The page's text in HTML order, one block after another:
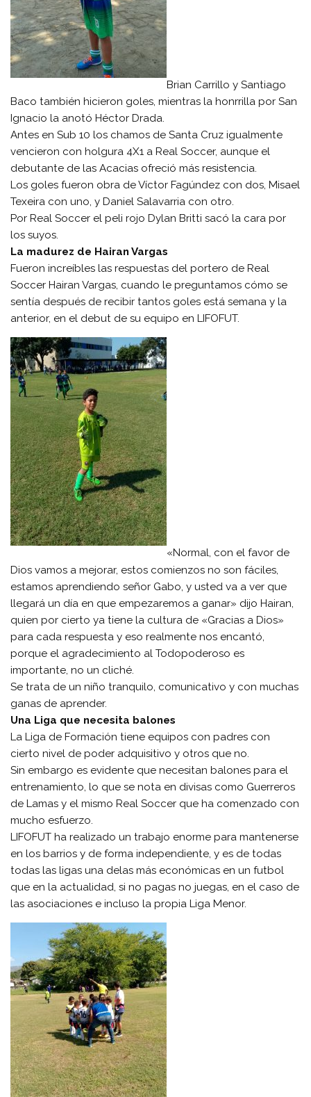
Brian Carrillo y Santiago
Baco también hicieron goles, mientras la honrrilla por San
Ignacio la anotó Héctor Drada.
Antes en Sub 10 los chamos de Santa Cruz igualmente
vencieron con holgura 4X1 a Real Soccer, aunque el
debutante de las Acacias ofreció más resistencia.
Los goles fueron obra de Víctor Fagúndez con dos, Misael
Texeira con uno, y Daniel Salavarria con otro.
Por Real Soccer el peli rojo Dylan Britti sacó la cara por
los suyos.
La madurez de Hairan Vargas
Fueron increíbles las respuestas del portero de Real
Soccer Hairan Vargas, cuando le preguntamos cómo se
sentía después de recibir tantos goles está semana y la
anterior, en el debut de su equipo en LIFOFUT.
«Normal, con el favor de
Dios vamos a mejorar, estos comienzos no son fáciles,
estamos aprendiendo señor Gabo, y usted va a ver que
llegará un día en que empezaremos a ganar» dijo Hairan,
quien por cierto ya tiene la cultura de «Gracias a Dios»
para cada respuesta y eso realmente nos encantó,
porque el agradecimiento al Todopoderoso es
importante, no un cliché.
Se trata de un niño tranquilo, comunicativo y con muchas
ganas de aprender.
Una Liga que necesita balones
La Liga de Formación tiene equipos con padres con
cierto nivel de poder adquisitivo y otros que no.
Sin embargo es evidente que necesitan balones para el
entrenamiento, lo que se nota en divisas como Guerreros
de Lamas y el mismo Real Soccer que ha comenzado con
mucho esfuerzo.
LIFOFUT ha realizado un trabajo enorme para mantenerse
en los barrios y de forma independiente, y es de todas
todas las ligas una delas más económicas en un futbol
que en la actualidad, si no pagas no juegas, en el caso de
las asociaciones e incluso la propia Liga Menor.